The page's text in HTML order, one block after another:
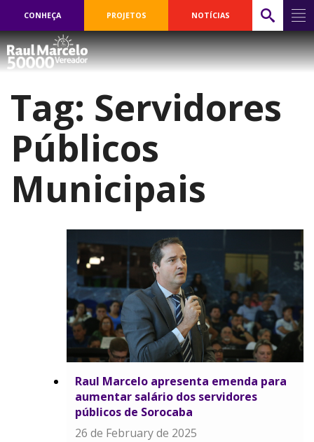
CONHEÇA PROJETOS NOTÍCIAS
Tag: Servidores
Públicos
Municipais
Raul Marcelo apresenta emenda para
aumentar salário dos servidores
públicos de Sorocaba
26 de February de 2025